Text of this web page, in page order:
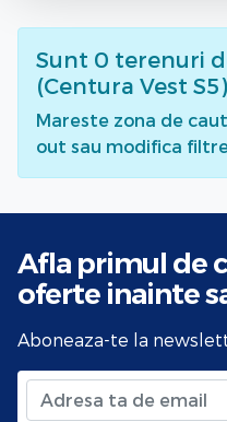
Sunt 0 terenuri
(Centura Vest
Mareste zona de
out sau modifica
Afla primul de
oferte inainte
Aboneaza-te la